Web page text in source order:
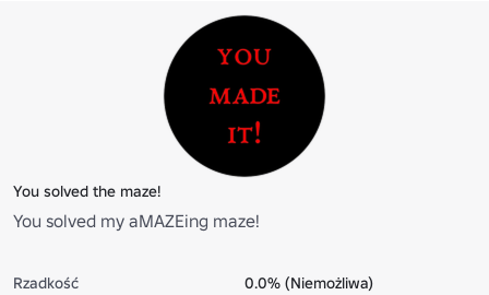
You solved the maze!
You solved my aMAZEing maze!
Rzadkość
0.0% (Niemożliwa)